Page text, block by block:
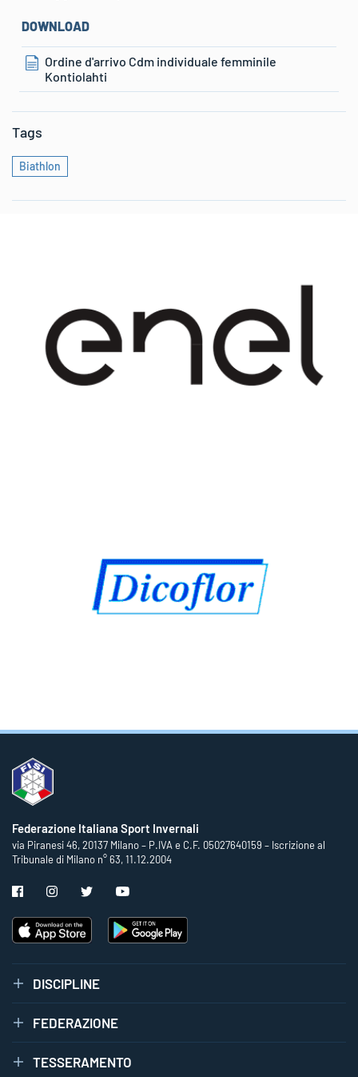
DOWNLOAD
Ordine d'arrivo Cdm individuale femminile
Kontiolahti
Tags
Biathlon
Federazione Italiana Sport Invernali
via Piranesi 46, 20137 Milano – P.IVA e C.F. 05027640159 – Iscrizione al
Tribunale di Milano n° 63, 11.12.2004
DISCIPLINE
FEDERAZIONE
TESSERAMENTO